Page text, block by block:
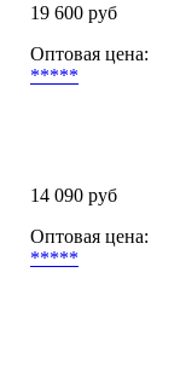
19 600 руб
Оптовая цена:
*****
14 090 руб
Оптовая цена:
*****